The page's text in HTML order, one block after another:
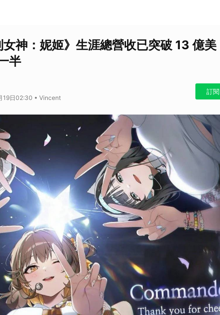
女神：妮姬》生涯總營收已突破 13 億美
半
19日02:30 • Vincent
訂閱